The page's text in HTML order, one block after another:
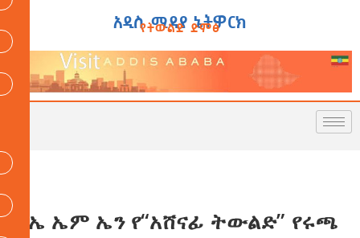
አዲስ ሚዲያ ኔትዎርክ
የትውልድ ድምፅ
የኤ ኤም ኤን የ“አሸናፊ ትውልድ” የሩጫ